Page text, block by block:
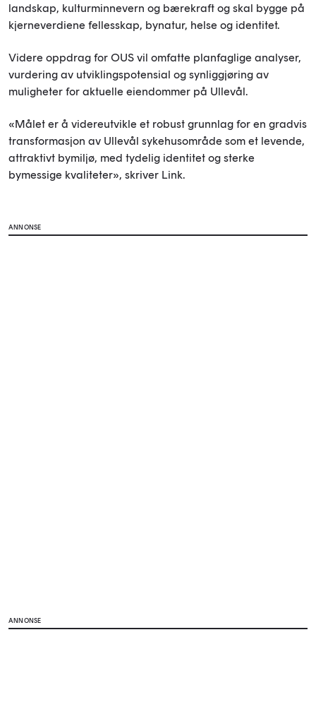
landskap, kulturminnevern og bærekraft og skal bygge på
kjerneverdiene fellesskap, bynatur, helse og identitet.
Videre oppdrag for OUS vil omfatte planfaglige analyser,
vurdering av utviklingspotensial og synliggjøring av
muligheter for aktuelle eiendommer på Ullevål.
«Målet er å videreutvikle et robust grunnlag for en gradvis
transformasjon av Ullevål sykehusområde som et levende,
attraktivt bymiljø, med tydelig identitet og sterke
bymessige kvaliteter», skriver Link.
ANNONSE
ANNONSE